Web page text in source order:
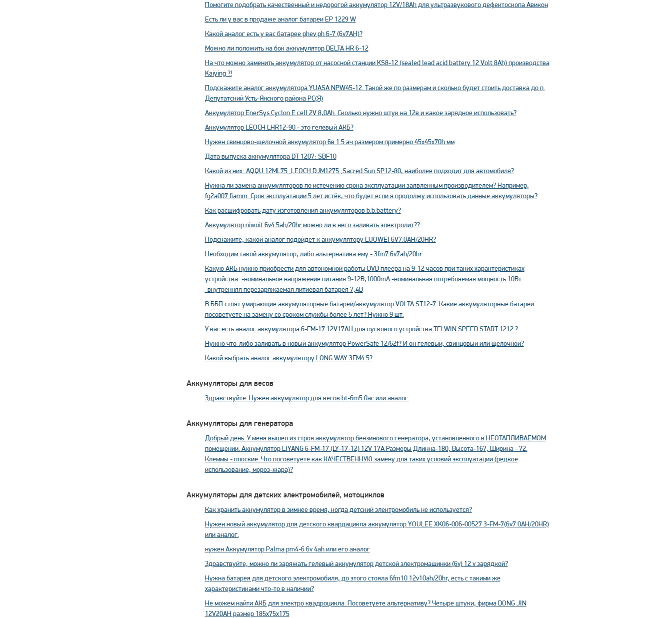
Помогите подобрать качественный и недорогой аккумулятор 12V/18Ah для ультразвукового дефектоскопа Авикон
Есть ли у вас в продаже аналог батареи EP 1229 W
Какой аналог есть у вас батарее phev ph 6-7 (6v7AH)?
Можно ли положить на бок аккумулятор DELTA HR 6-12
На что можно заменить аккумулятор от насосной станции KS8-12 (sealed lead acid battery 12 Volt 8Ah) производства
Kaiying ?!
Подскажите аналог аккумулятора YUASA NPW45-12. Такой же по размерам и сколько будет стоить доставка до п.
Депутатский Усть-Янского района РС(Я)
Аккумулятор EnerSys Cyclon E cell 2V 8,0Ah. Сколько нужно штук на 12в и какое зарядное использовать?
Аккумулятор LEOCH LHR12-90 - это гелевый АКБ?
Нужен свинцово-щелочной аккумулятор 6в 1.5 ач размером примерно 45х45х70h мм
Дата выпуска аккумулятора DT 1207: SBF10
Какой из них: AQQU 12ML75 ;LEOCH DJM1275 ;Sacred Sun SP12-80, наиболее подходит для автомобиля?
Нужна ли замена аккумуляторов по истечению срока эксплуатации заявленным производителем? Например,
fg2a007 fiamm. Срок эксплуатации 5 лет истёк, что будет если я продолжу использовать данные аккумуляторы?
Как расшифровать дату изготовления аккумуляторов b.b.battery?
Аккумулятор niwoit 6v4.5ah/20hr можно ли в него заливать электролит??
Подскажите, какой аналог подойдет к аккумулятору LUOWEI 6V7.0AH/20HR?
Необходим такой аккумулятор, либо альтернатива ему - 3fm7 6v7ah/20hr
Какую АКБ нужно приобрести для автономной работы DVD плеера на 9-12 часов при таких характеристиках
устройства: -номинальное напряжение питания 9-12В,1000mA -номинальная потребляемая мощность 10Вт
-внутренняя перезаряжаемая литиевая батарея 7,4В
В ББП стоят умирающие аккумуляторные батареи/аккумулятор VOLTA ST12-7. Какие аккумуляторные батареи
посоветуете на замену со сроком службы более 5 лет? Нужно 9 шт.
У вас есть аналог аккумулятора 6-FM-17 12V17AH для пускового устройства TELWIN SPEED START 1212 ?
Нужно что-либо заливать в новый аккумулятор PowerSafe 12/62f? И он гелевый, свинцовый или щелочной?
Какой выбрать аналог аккумулятору LONG WAY 3FM4.5?
Аккумуляторы для весов
Здравствуйте. Нужен аккумулятор для весов bt-6m5.0ac или аналог.
Аккумуляторы для генератора
Добрый день. У меня вышел из строя аккумулятор бензинового генератора, установленного в НЕОТАПЛИВАЕМОМ
помещении. Аккумулятор LIYANG 6-FM-17 (LY-17-12) 12V 17А Размеры Длинна-180, Высота-167, Ширина - 72.
Клеммы - плоские. Что посоветуете как КАЧЕСТВЕННУЮ замену для таких условий эксплуатации (редкое
использование, мороз-жара)?
Аккумуляторы для детских электромобилей, мотоциклов
Как хранить аккумулятор в зимнее время, когда детский электромобиль не используется?
Нужен новый аккумулятор для детского квардацикла аккумулятор YOULEE XK06-006-00527 3-FM-7(6v7.0AH/20HR)
или аналог.
нужен Аккумулятор Palma pm4-6 6v 4ah или его аналог
Здравствуйте, можно ли заряжать гелевый аккумулятор детской электромашинки (6v) 12 v зарядкой?
Нужна батарея для детского электромобиля, до этого стояла 6fm10 12v10ah/20hr, есть с такими же
характеристиками что-то в наличии?
Не можем найти АКБ для электро квадроцикла. Посоветуете альтернативу? Четыре штуки, фирма DONG JIN
12V20AH размер 185х75х175